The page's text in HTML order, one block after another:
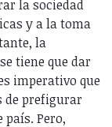
la sociedad
y a la toma
la
tiene que dar
imperativo que
de prefigurar
país. Pero,